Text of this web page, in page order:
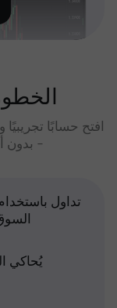
افتح حسابًا
- بدون
تداول
يُحاكي